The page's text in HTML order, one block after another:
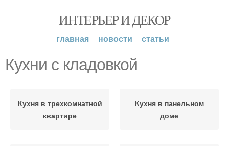
ИНТЕРЬЕР И ДЕКОР
главная новости статьи
Кухни с кладовкой
Кухня в трехкомнатной
квартире
Кухня в панельном
доме